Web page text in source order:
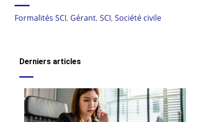
Formalités SCI, Gérant, SCI, Société civile
Derniers articles